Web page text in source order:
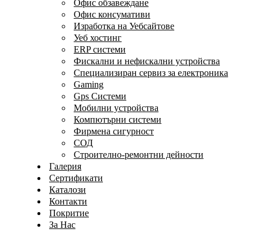
Офис обзавеждане
Офис консумативи
Изработка на Уебсайтове
Уеб хостинг
ERP системи
Фискални и нефискални устройства
Специализиран сервиз за електроника
Gaming
Gps Системи
Мобилни устройства
Компютърни системи
Фирмена сигурност
СОД
Строително-ремонтни дейности
Галерия
Сертификати
Каталози
Контакти
Покритие
За Нас